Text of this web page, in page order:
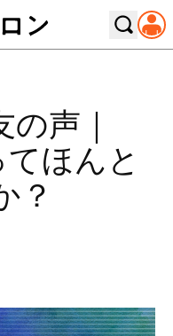
声｜
ほんと
？